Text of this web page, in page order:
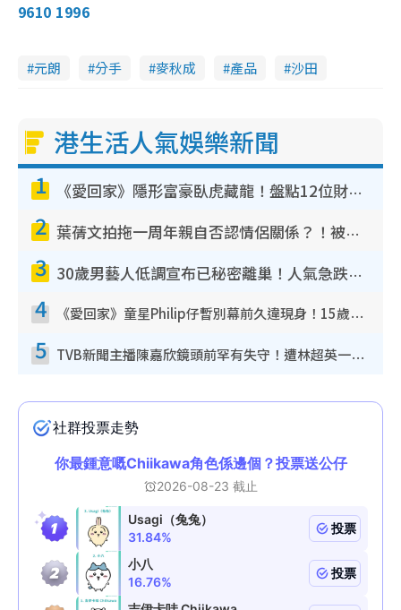
9610 1996
元朗 分手 麥秋成 產品 沙田
港生活人氣娛樂新聞
1 《愛回家》隱形富豪臥虎藏龍！盤點12位財氣逼人的有錢藝人：呢位靚女3億身家唔憂做
2 葉蒨文拍拖一周年親自否認情侶關係？！被質疑感情造假竟稱GM「普通同事」
3 30歲男藝人低調宣布已秘密離巢！人氣急跌變失蹤人口︰「這幾年過得並不容易」
4 《愛回家》童星Philip仔暫別幕前久違現身！15歲近況暴風長高蛻變帥氣少男
5 TVB新聞主播陳嘉欣鏡頭前罕有失守！遭林超英一句說話突襲嚇親當場大笑